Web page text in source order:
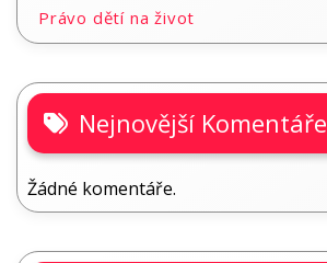
Právo dětí na život
Nejnovější Komentáře
Žádné komentáře.